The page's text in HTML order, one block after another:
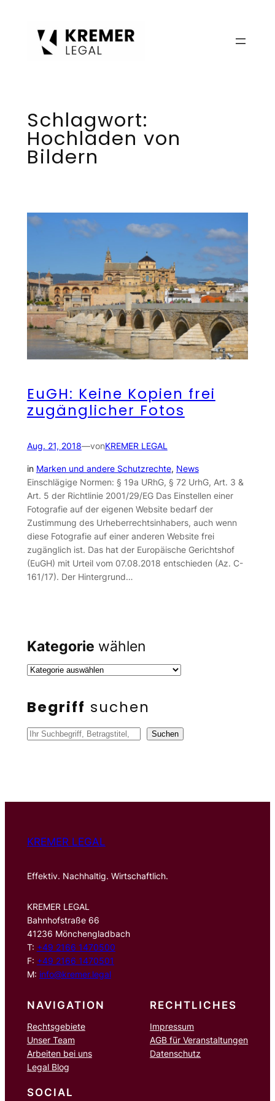
Schlagwort:
Hochladen von
Bildern
EuGH: Keine Kopien frei
zugänglicher Fotos
Aug. 21, 2018—vonKREMER LEGAL
in Marken und andere Schutzrechte, News
Einschlägige Normen: § 19a URhG, § 72 UrhG, Art. 3 &
Art. 5 der Richtlinie 2001/29/EG Das Einstellen einer
Fotografie auf der eigenen Website bedarf der
Zustimmung des Urheberrechtsinhabers, auch wenn
diese Fotografie auf einer anderen Website frei
zugänglich ist. Das hat der Europäische Gerichtshof
(EuGH) mit Urteil vom 07.08.2018 entschieden (Az. C-
161/17). Der Hintergrund…
Kategorie wählen
Begriff suchen
S
n
Suchen
KREMER LEGAL
Effektiv. Nachhaltig. Wirtschaftlich.
KREMER LEGAL
Bahnhofstraße 66
41236 Mönchengladbach
T: +49 2166 1470500
F: +49 2166 1470501
M: info@kremer.legal
NAVIGATION
Rechtsgebiete
Unser Team
Arbeiten bei uns
Legal Blog
RECHTLICHES
Impressum
AGB für Veranstaltungen
Datenschutz
SOCIAL